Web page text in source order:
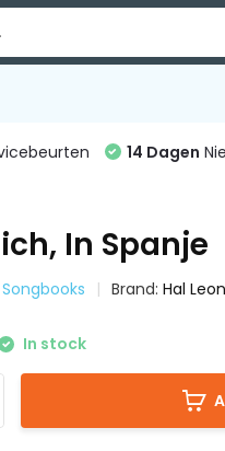
14 Dagen
In Spanje
Brand:Hal
In stock